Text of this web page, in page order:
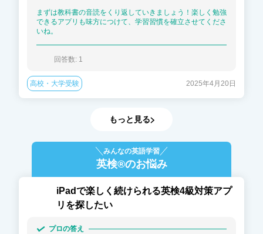
まずは教科書の音読をくり返していきましょう！楽しく勉強
できるアプリも味方につけて、学習習慣を確立させてくださ
いね。
回答数: 1
高校・大学受験 2025年4月20日
もっと見る
みんなの英語学習
英検®のお悩み
iPadで楽しく続けられる英検4級対策アプ
リを探したい
プロの答え